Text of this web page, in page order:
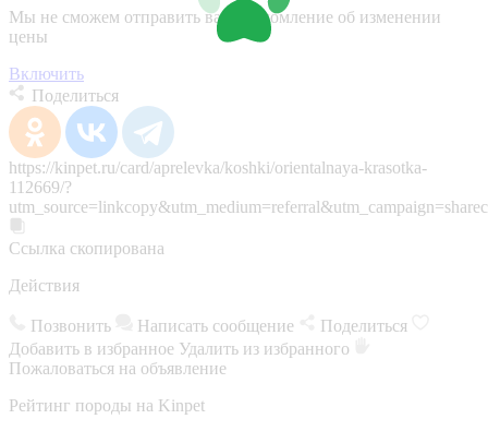
Мы не сможем отправить вам уведомление об изменении
цены
Включить
Поделиться
https://kinpet.ru/card/aprelevka/koshki/orientalnaya-krasotka-
112669/?
Ссылка скопирована
Действия
Позвонить Написать сообщение
Поделиться
Добавить в избранное Удалить из избранного
Пожаловаться на объявление
Рейтинг породы на Kinpet